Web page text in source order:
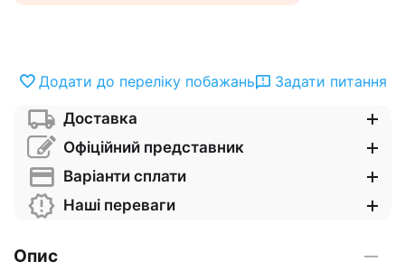
Додати до переліку побажань Задати питання
Доставка
Офіційний представник
Варіанти сплати
Наші переваги
Опис